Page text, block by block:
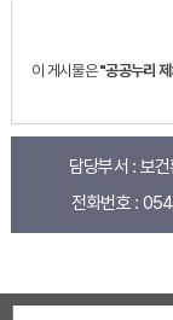
이 게시물은"공공누리
담당부서 : 보
전화번호 :